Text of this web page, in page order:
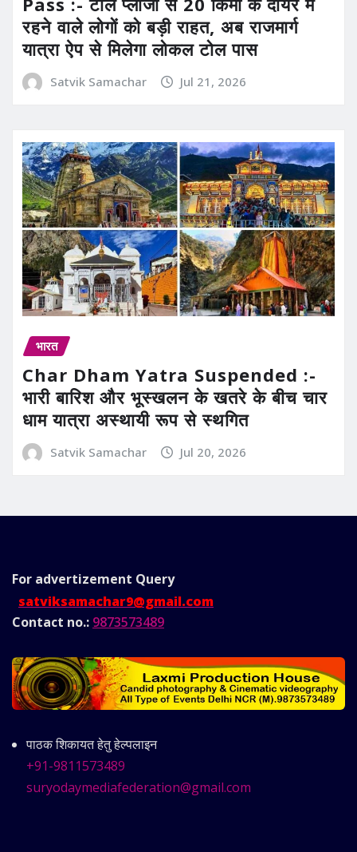
रहने वाले लोगों को बड़ी राहत, अब राजमार्ग
यात्रा ऐप से मिलेगा लोकल टोल पास
Satvik Samachar Jul 21, 2026
भारत
Char Dham Yatra Suspended :-
भारी बारिश और भूस्खलन के खतरे के बीच चार
धाम यात्रा अस्थायी रूप से स्थगित
Satvik Samachar Jul 20, 2026
For advertizement Query
satviksamachar9@gmail.com
Contact no.: 9873573489
पाठक शिकायत हेतु हेल्पलाइन
+91-9811573489
suryodaymediafederation@gmail.com